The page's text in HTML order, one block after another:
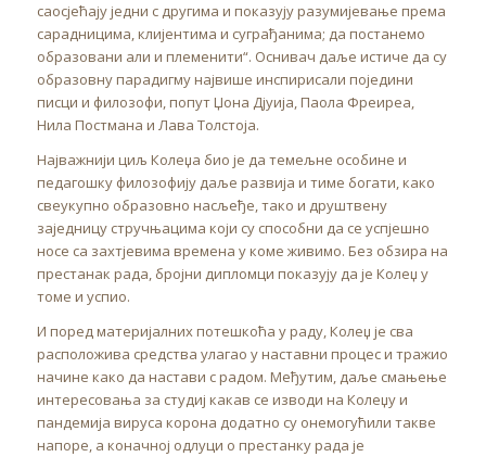
саосјећају једни с другима и показују разумијевање према
сарадницима, клијентима и суграђанима; да постанемо
образовани али и племенити“. Оснивач даље истиче да су
образовну парадигму највише инспирисали поједини
писци и филозофи, попут Џона Дјуија, Паола Фреиреа,
Нила Постмана и Лава Толстоја.
Најважнији циљ Колеџа био је да темељне особине и
педагошку филозофију даље развија и тиме богати, како
свеукупно образовно насљеђе, тако и друштвену
заједницу стручњацима који су способни да се успјешно
носе са захтјевима времена у коме живимо. Без обзира на
престанак рада, бројни дипломци показују да је Колеџ у
томе и успио.
И поред материјалних потешкоћа у раду, Колеџ је сва
расположива средства улагао у наставни процес и тражио
начине како да настави с радом. Међутим, даље смањење
интересовања за студиј какав се изводи на Колеџу и
пандемија вируса корона додатно су онемогућили такве
напоре, а коначној одлуци о престанку рада је